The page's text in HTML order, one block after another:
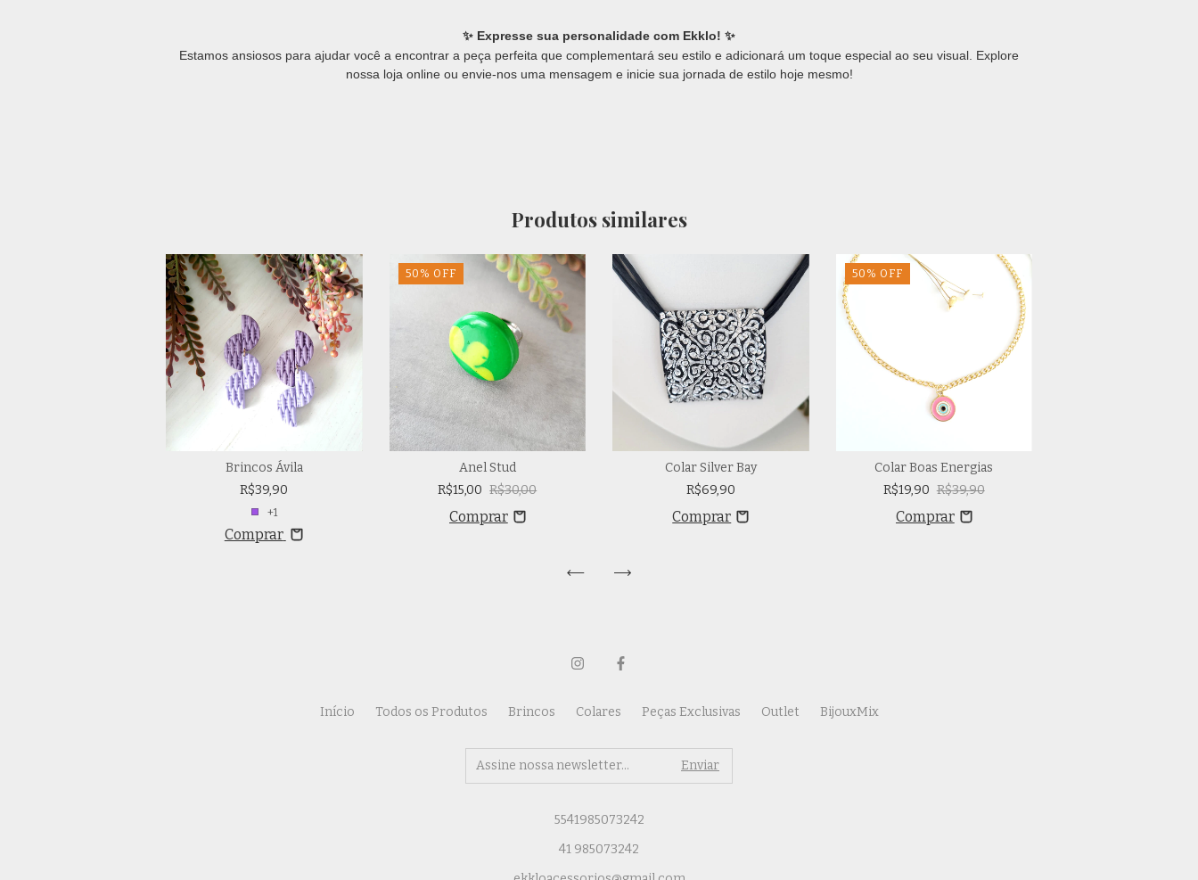
✨ Expresse sua personalidade com Ekklo! ✨
Estamos ansiosos para ajudar você a encontrar a peça perfeita que complementará seu estilo e adicionará um toque especial ao seu visual. Explore
nossa loja online ou envie-nos uma mensagem e inicie sua jornada de estilo hoje mesmo!
Produtos similares
Brincos Ávila
R$39,90
+1
Comprar
50 % OFF
Anel Stud
R$15,00 R$30,00
Colar Silver Bay
R$69,90
50 % OFF
Colar Boas Energias
R$19,90 R$39,90
Início Todos os Produtos Brincos Colares Peças Exclusivas Outlet BijouxMix
5541985073242
41 985073242